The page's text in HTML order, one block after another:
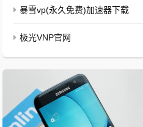
暴雪vp(永久免费)加速器下载
极光VNP官网